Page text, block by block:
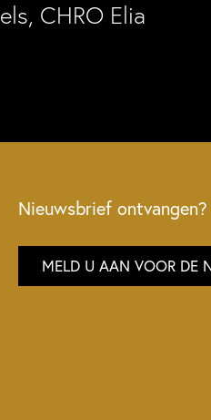
CHRO Elia
Nieuwsbrief ontvangen?
MELD U AAN VOOR DE